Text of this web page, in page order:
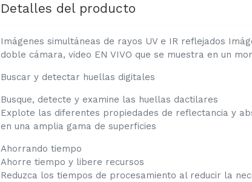
Detalles del producto
Imágenes simultáneas de rayos UV e IR reflejados
doble cámara, video EN VIVO que se muestra en un
Buscar y detectar huellas digitales
Busque, detecte y examine las huellas dactilares
Explote las diferentes propiedades de reflectancia y
en una amplia gama de superficies
Ahorrando tiempo
Ahorre tiempo y libere recursos
Reduzca los tiempos de procesamiento al reducir la